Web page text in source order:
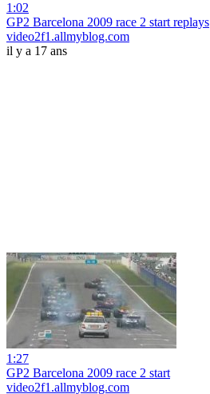
1:02
GP2 Barcelona 2009 race 2 start replays
video2f1.allmyblog.com
il y a 17 ans
1:27
GP2 Barcelona 2009 race 2 start
video2f1.allmyblog.com